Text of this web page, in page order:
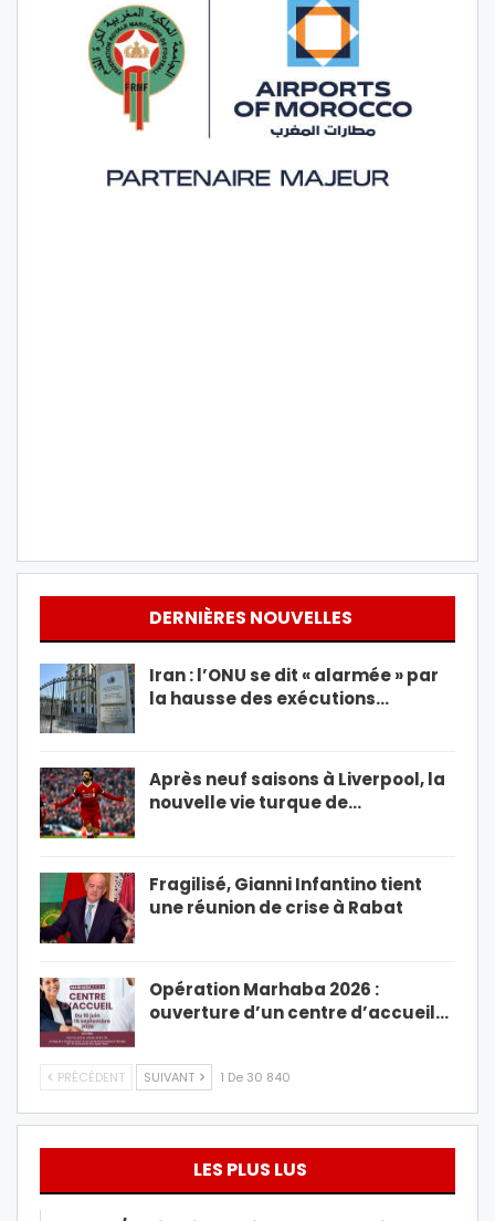
DERNIÈRES NOUVELLES
Iran : l’ONU se dit « alarmée » par
la hausse des exécutions…
Après neuf saisons à Liverpool, la
nouvelle vie turque de…
Fragilisé, Gianni Infantino tient
une réunion de crise à Rabat
Opération Marhaba 2026 :
ouverture d’un centre d’accueil…
PRÉCÉDENT SUIVANT 1 De 30 840
LES PLUS LUS